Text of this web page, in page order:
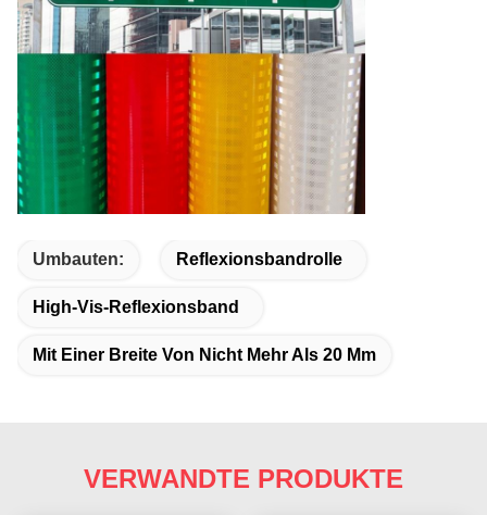
Umbauten: Reflexionsbandrolle
High-Vis-Reflexionsband
Mit Einer Breite Von Nicht Mehr Als 20 Mm
VERWANDTE PRODUKTE